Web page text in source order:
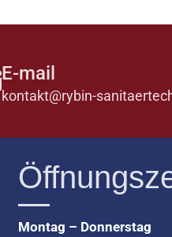
E-mail
kontakt@rybin-
Montag – Donnerstag